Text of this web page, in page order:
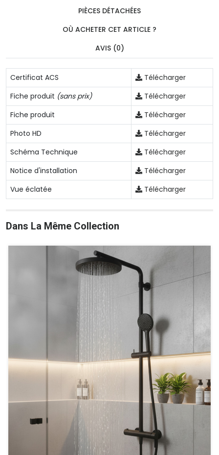
PIÈCES DÉTACHÉES
OÙ ACHETER CET ARTICLE ?
AVIS (0)
Certificat ACS
Télécharger
Fiche produit (sans prix)
Télécharger
Fiche produit
Télécharger
Photo HD
Télécharger
Schéma Technique
Télécharger
Notice d'installation
Télécharger
Vue éclatée
Télécharger
Dans La Même Collection